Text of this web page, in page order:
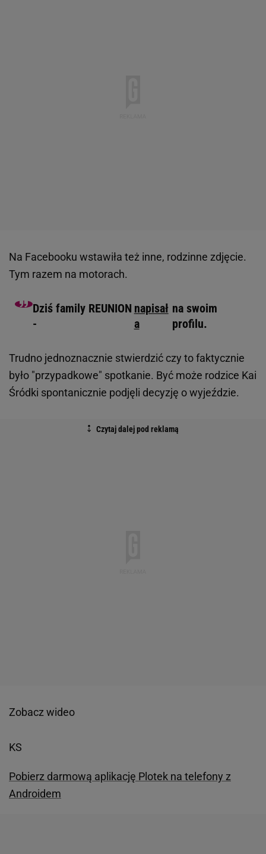
Na Facebooku wstawiła też inne, rodzinne zdjęcie.
Tym razem na motorach.
Dziś family REUNION
-
napisał
a
na swoim
profilu.
Trudno jednoznacznie stwierdzić czy to faktycznie
było "przypadkowe" spotkanie. Być może rodzice Kai
Śródki spontanicznie podjęli decyzję o wyjeździe.
Zobacz wideo
KS
Pobierz darmową aplikację Plotek na telefony z
Androidem